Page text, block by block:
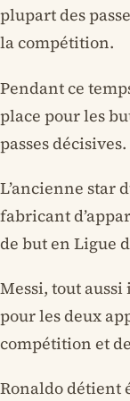
plupart des
la compétition.
Pendant ce
place pour les
passes décisives.
L’ancienne star
fabricant
de but en Ligue
Messi, tout
pour les deux
compétition et
Ronaldo détient